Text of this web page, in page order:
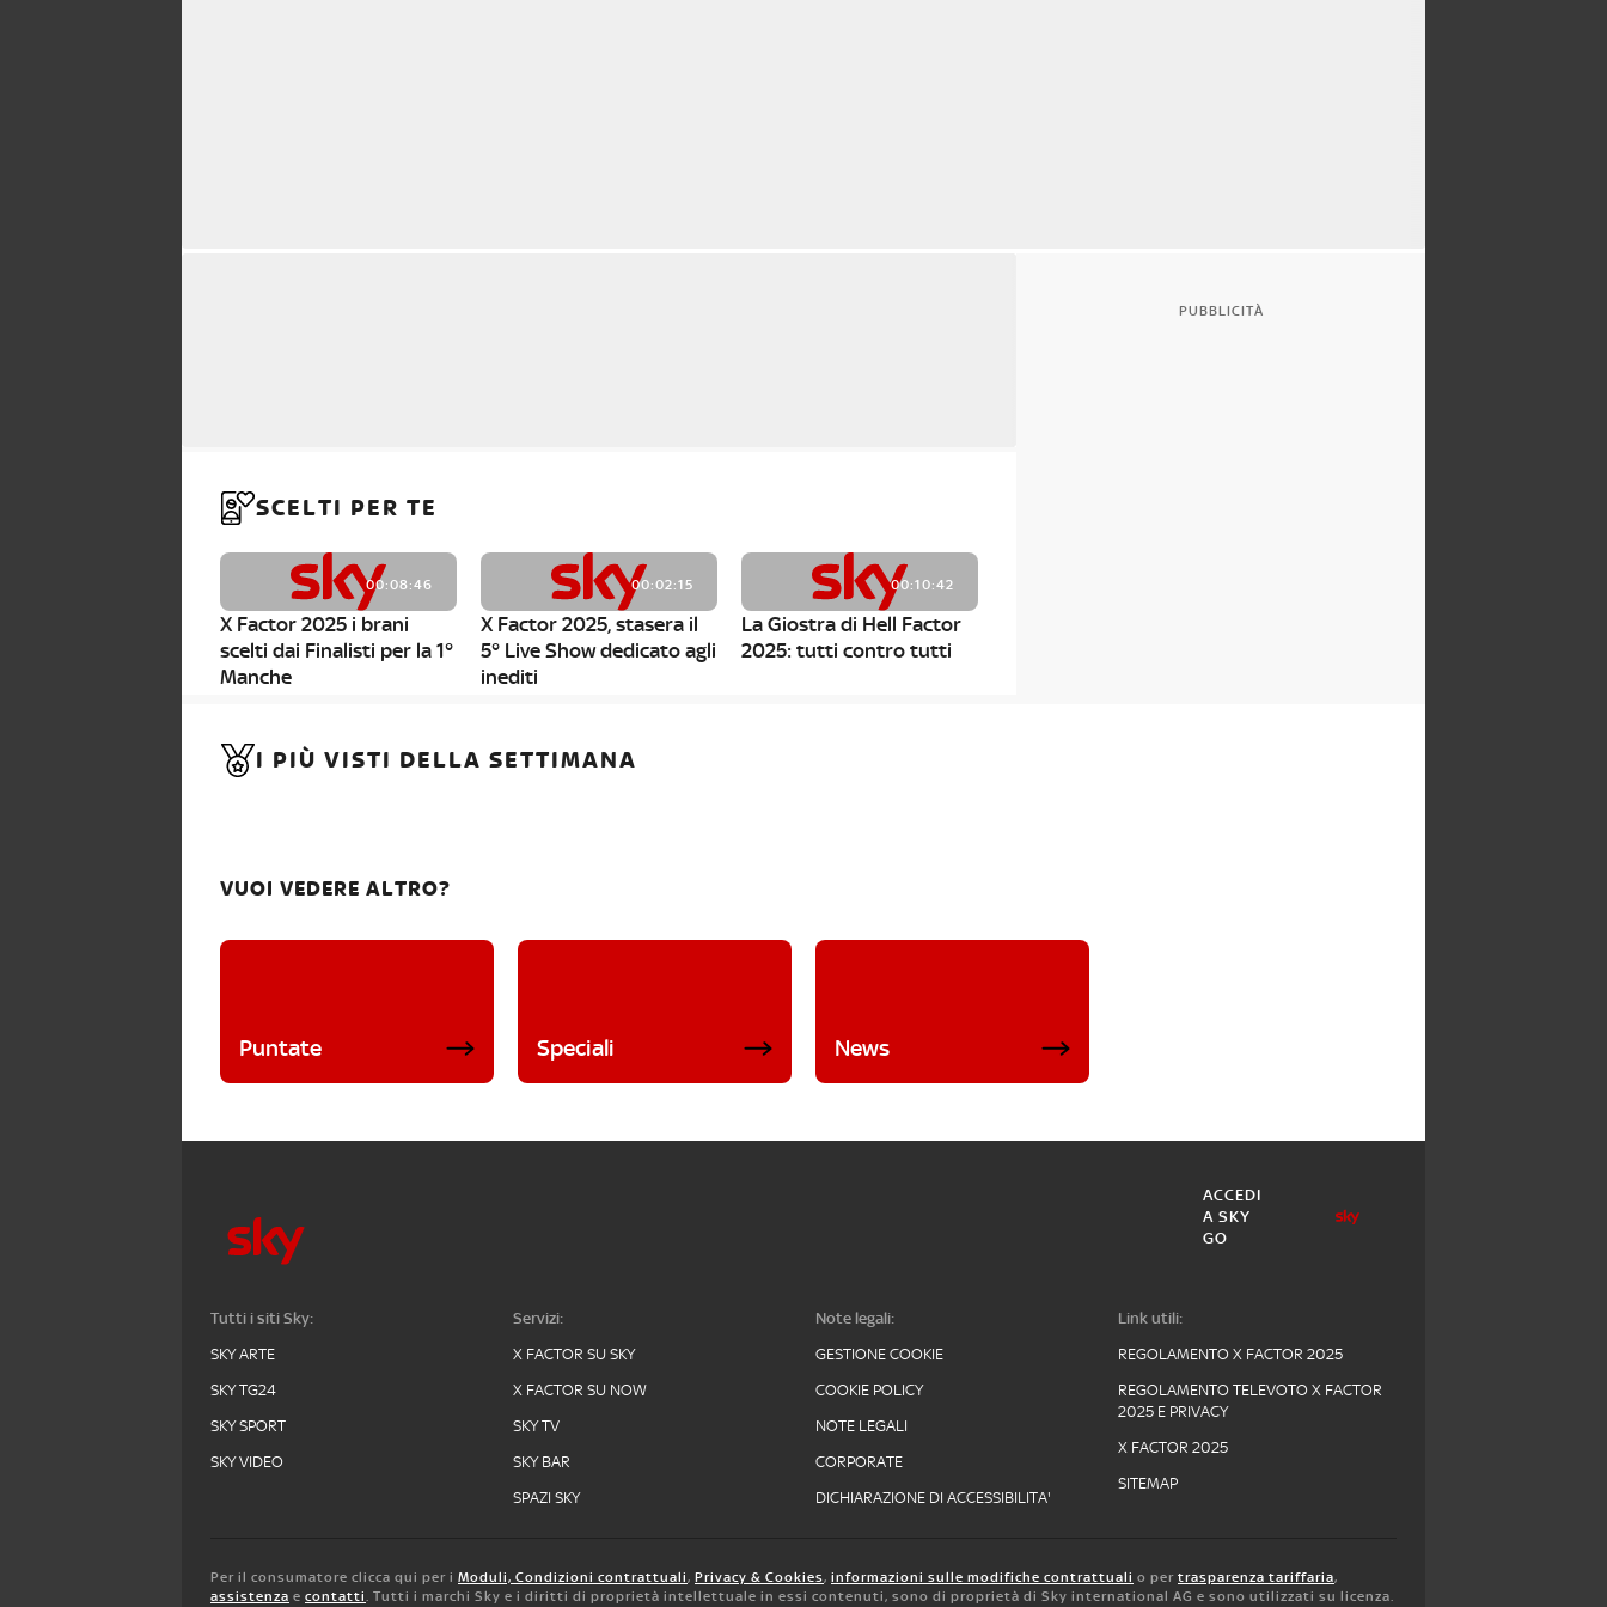
SCELTI PER TE
00:08:46
X Factor 2025 i brani
scelti dai Finalisti per la 1°
Manche
00:02:15
X Factor 2025, stasera il
5° Live Show dedicato agli
inediti
00:10:42
La Giostra di Hell Factor
2025: tutti contro tutti
PUBBLICITÀ
I PIÙ VISTI DELLA SETTIMANA
VUOI VEDERE ALTRO?
Puntate Speciali News
ACCEDI
A SKY
GO
Tutti i siti Sky:
SKY ARTE
SKY TG24
SKY SPORT
SKY VIDEO
Servizi:
X FACTOR SU SKY
X FACTOR SU NOW
SKY TV
SKY BAR
SPAZI SKY
Note legali:
GESTIONE COOKIE
COOKIE POLICY
NOTE LEGALI
CORPORATE
DICHIARAZIONE DI ACCESSIBILITA'
Link utili:
REGOLAMENTO X FACTOR 2025
REGOLAMENTO TELEVOTO X FACTOR
2025 E PRIVACY
X FACTOR 2025
SITEMAP
Per il consumatore clicca qui per i Moduli, Condizioni contrattuali, Privacy & Cookies, informazioni sulle modifiche contrattuali o per trasparenza tariffaria,
assistenza e contatti. Tutti i marchi Sky e i diritti di proprietà intellettuale in essi contenuti, sono di proprietà di Sky international AG e sono utilizzati su licenza.